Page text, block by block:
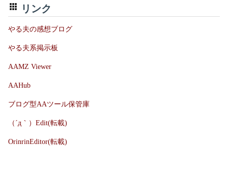
リンク
やる夫の感想ブログ
やる夫系掲示板
AAMZ Viewer
AAHub
ブログ型AAツール保管庫
（´д｀）Edit(転載)
OrinrinEditor(転載)